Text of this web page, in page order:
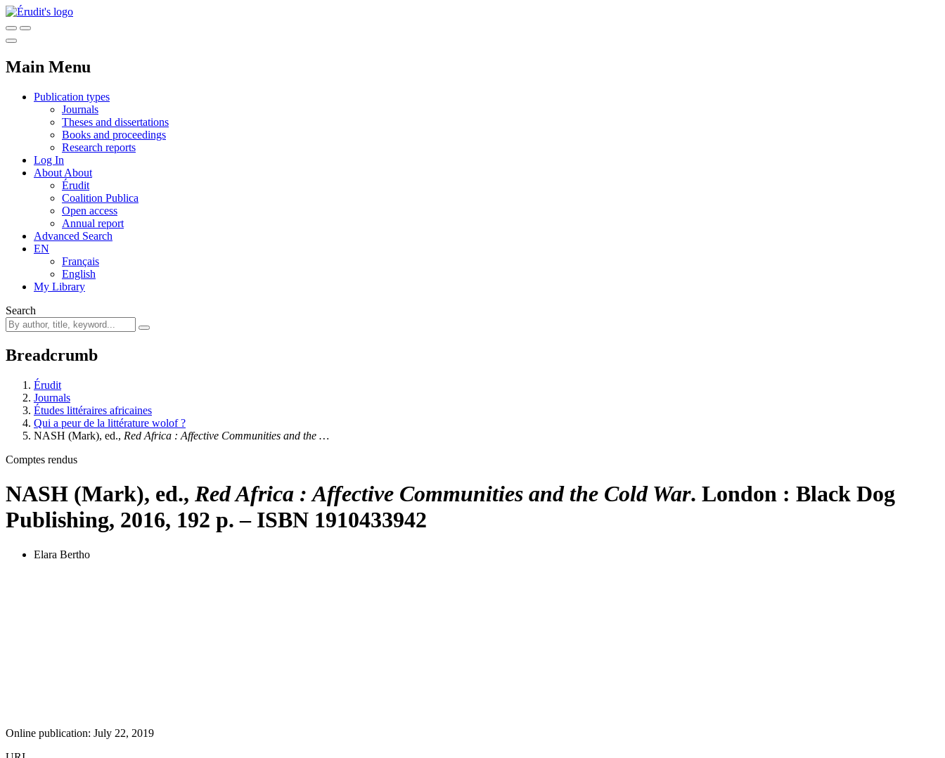
Main Menu
Publication types
Journals
Theses and dissertations
Books and proceedings
Research reports
Log In
About About
Érudit
Coalition Publica
Open access
Annual report
Advanced Search
EN
Français
English
My Library
Search
Breadcrumb
Érudit
Journals
Études littéraires africaines
Qui a peur de la littérature wolof ?
NASH (Mark), ed., Red Africa : Affective Communities and the …
Comptes rendus
NASH (Mark), ed., Red Africa : Affective Communities and the Cold War. London : Black Dog
Publishing, 2016, 192 p. – ISBN 1910433942
Elara Bertho
Online publication: July 22, 2019